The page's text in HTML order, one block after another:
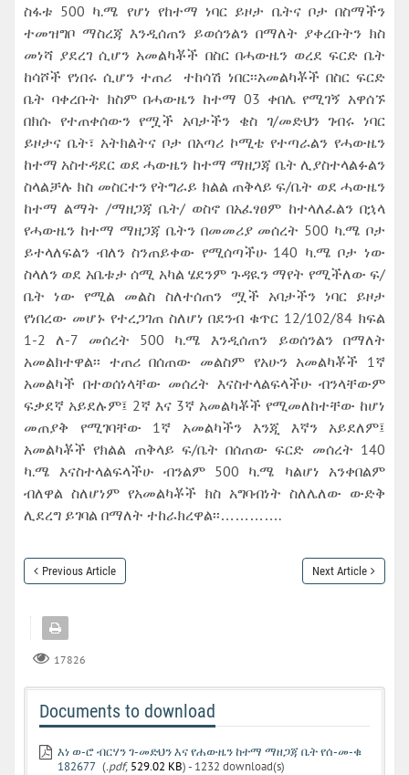
ስፋቱ 500 ካ.ሜ የሆነ የከተማ ነባር ይዞታ ቤትና ቦታ በስማችን
ተመዝግቦ ማስረጃ እንዲሰጠን ይወሰንልን በማለት ያቀረቡትን ክስ
መነሻ ያደረገ ሲሆን አመልካቾች በስር በሓውዜን ወረደ ፍርድ ቤት
ከሳሾች የነበሩ ሲሆን ተጠሪ ተከሳሽ ነበር፡፡አመልካቾች በስር ፍርድ
ቤት ባቀረቡት ክስም በሓውዜን ከተማ 03 ቀበሌ የሚገኝ አዋሰኙ
በክሱ የተጠቀሰውን የሟች አባታችን ቄስ ገ/መድህን ገብሩ ነባር
ይዞታና ቤት፣ አትክልትና ቦታ በአጣሪ ኮሚቴ የተጣራልን የሓውዜን
ከተማ አስተዳደር ወደ ሓውዜን ከተማ ማዘጋጃ ቤት ሊያስተላልፉልን
ስላልቻሉ ክስ መስርተን የትግራይ ክልል ጠቅላይ ፍ/ቤት ወደ ሓውዜን
ከተማ ልማት /ማዘጋጃ ቤት/ ወስኖ በአፈፃፀም ከተላለፈልን በኋላ
የሓውዜን ከተማ ማዘጋጃ ቤትን በመመሪያ መሰረት 500 ካ.ሜ ቦታ
ይተላለፍልን ብለን ስንጠይቀው የሚሰጣችሁ 140 ካ.ሜ ቦታ ነው
ስላለን ወደ አቤቱታ ሰሚ አካል ሄደንም ጉዳዪን ማየት የሚችለው ፍ/
ቤት ነው የሚል መልስ ስለተሰጠን ሟች አባታችን ነባር ይዞታ
የነበረው መሆኑ የተረጋገጠ ስለሆነ በደንብ ቁጥር 12/102/84 ክፍል
1-2 ለ-7 መሰረት 500 ካ.ሜ እንዲሰጠን ይወሰንልን በማለት
አመልክተዋል፡፡ ተጠሪ በሰጠው መልስም የአሁን አመልካቾች 1ኛ
አመልካች በተወሰነላቸው መሰረት እናስተላልፍላችሁ ብንላቸውም
ፍቃደኛ አይደሉም፤ 2ኛ እና 3ኛ አመልካቾች የሚመለከተቸው ከሆነ
መጠያቅ የሚገባቸው 1ኛ አመልካችን እንጂ እኛን አይደለም፤
አመልካቾች የክልል ጠቅላይ ፍ/ቤት በሰጠው ፍርድ መሰረት 140
ካ.ሜ እናስተላልፍላችሁ ብንልም 500 ካ.ሜ ካልሆነ አንቀበልም
ብለዋል ስለሆነም የአመልካቾች ክስ አግባብነት ስለሌለው ውድቅ
ሊደረግ ይገባል በማለት ተከራክረዋል፡፡………….
Previous Article Next Article
17826
Documents to download
እነ ወ-ሮ ብርሃን ገ-መድህን እና የሐውዜን ከተማ ማዘጋጃ ቤት የሰ-መ-ቁ
182677 (.pdf, 529.02 KB) - 1232 download(s)